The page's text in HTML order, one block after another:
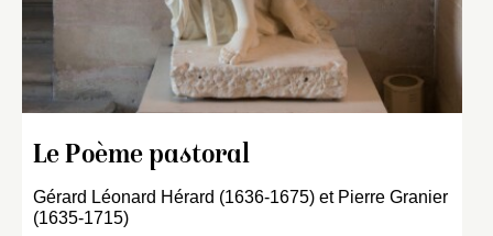
Le Poème pastoral
Gérard Léonard Hérard (1636-1675) et Pierre Granier
(1635-1715)